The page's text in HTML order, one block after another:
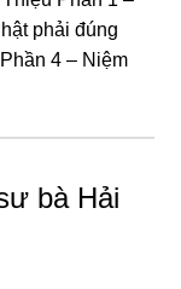
phải đúng
4 – Niệm
bà Hải